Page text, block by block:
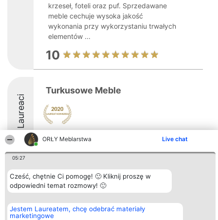
ORŁY Meblarstwa Live chat
05:27
Cześć, chętnie Ci pomogę! 🙂 Kliknij proszę w
odpowiedni temat rozmowy! 🙂
Jestem Laureatem, chcę odebrać materiały
marketingowe
krzeseł, foteli oraz puf. Sprzedawane
meble cechuje wysoka jakość
wykonania przy wykorzystaniu trwałych
elementów ...
10
Laureaci
Turkusowe Meble
Organizator plebiscytu
Bright Side Solutions sp. z o.
o. sp. k.
ul. Ruska 22
KRS 0000749100 | Regon
381313360 | NIP 8943132676
Plebiscyt
Laureaci
Lista
wszystkich
Zasady
Kontakt